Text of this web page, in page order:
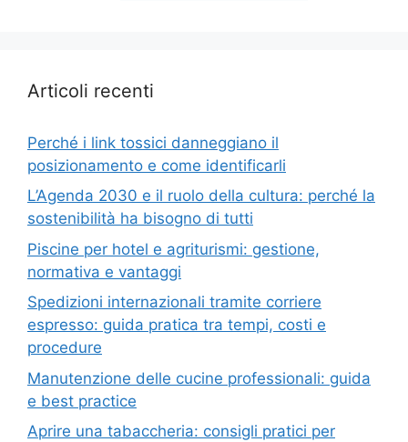
Articoli recenti
Perché i link tossici danneggiano il
posizionamento e come identificarli
L’Agenda 2030 e il ruolo della cultura: perché la
sostenibilità ha bisogno di tutti
Piscine per hotel e agriturismi: gestione,
normativa e vantaggi
Spedizioni internazionali tramite corriere
espresso: guida pratica tra tempi, costi e
procedure
Manutenzione delle cucine professionali: guida
e best practice
Aprire una tabaccheria: consigli pratici per